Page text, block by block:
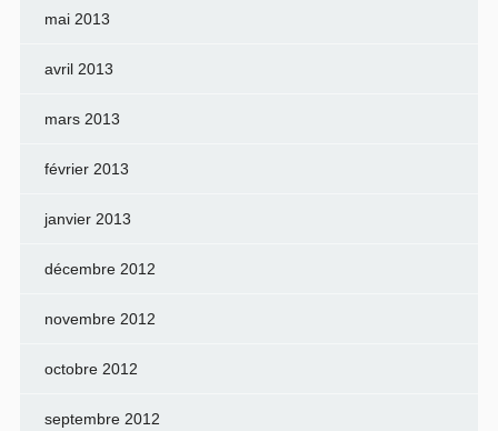
mai 2013
avril 2013
mars 2013
février 2013
janvier 2013
décembre 2012
novembre 2012
octobre 2012
septembre 2012